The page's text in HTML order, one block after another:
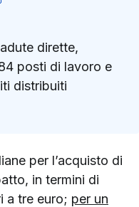
dirette,
posti di lavoro e
distribuiti
per l’acquisto di
in termini di
a tre euro; per un